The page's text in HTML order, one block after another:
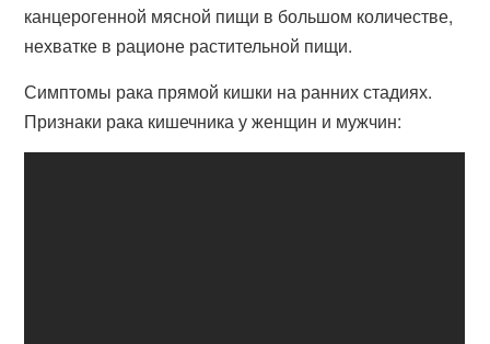
канцерогенной мясной пищи в большом количестве,
нехватке в рационе растительной пищи.
Симптомы рака прямой кишки на ранних стадиях.
Признаки рака кишечника у женщин и мужчин: